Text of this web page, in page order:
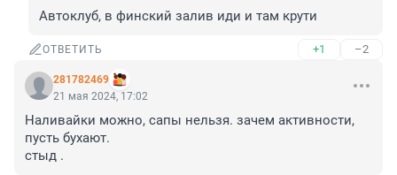
Автоклуб, в финский залив иди и там крути
ОТВЕТИТЬ +1 –2
281782469
21 мая 2024, 17:02
Наливайки можно, сапы нельзя. зачем активности,
пусть бухают.
стыд .